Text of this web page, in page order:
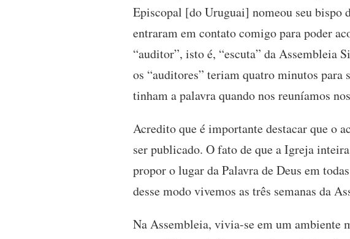
Episcopal [do Uruguai] nomeou seu bispo
entraram em contato comigo para poder
“auditor”, isto é, “escuta” da Assembleia
os “auditores” teriam quatro minutos
tinham a palavra quando nos reuníamos
Acredito que é importante destacar que o
ser publicado. O fato de que a Igreja
propor o lugar da Palavra de Deus em
desse modo vivemos as três semanas da
Na Assembleia, vivia-se em um ambiente